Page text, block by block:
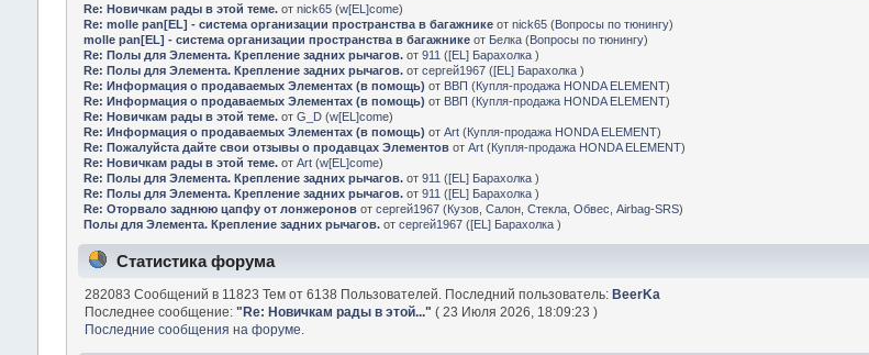
Re: Новичкам рады в этой теме. отnick65 (w[EL]come)
Re: molle pan[EL] - система организации пространства в багажнике отnick65 (Вопросы по тюнингу)
molle pan[EL] - система организации пространства в багажнике от Белка (Вопросы по тюнингу)
Re: Полы для Элемента. Крепление задних рычагов. от911 ([EL] Барахолка)
Re: Полы для Элемента. Крепление задних рычагов. отсергей1967 ([EL] Барахолка)
Re: Информация о продаваемых Элементах (в помощь) от ВВП (Купля-продажа HONDA ELEMENT)
Re: Информация о продаваемых Элементах (в помощь) от ВВП (Купля-продажа HONDA ELEMENT)
Re: Новичкам рады в этой теме. отG_D (w[EL]come)
Re: Информация о продаваемых Элементах (в помощь) отArt (Купля-продажа HONDA ELEMENT)
Re: Пожалуйста дайте свои отзывы о продавцах Элементов отArt (Купля-продажа HONDA ELEMENT)
Re: Новичкам рады в этой теме. отArt (w[EL]come)
Re: Полы для Элемента. Крепление задних рычагов. от911 ([EL] Барахолка)
Re: Полы для Элемента. Крепление задних рычагов. от911 ([EL] Барахолка)
Re: Оторвало заднюю цапфу от лонжеронов отсергей1967 (Кузов, Салон, Стекла, Обвес, Airbag-SRS)
Полы для Элемента. Крепление задних рычагов. отсергей1967 ([EL] Барахолка)
Статистика форума
282083 Сообщений в 11823 Тем от 6138 Пользователей. Последний пользователь: BeerKa
Последнее сообщение: " Re: Новичкам рады в этой..." ( 23 Июля 2026, 18:09:23 )
Последние сообщения на форуме.